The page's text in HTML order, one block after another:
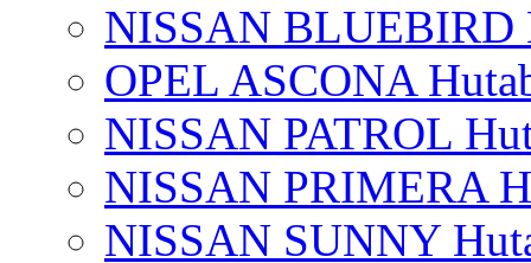
NISSAN BLUEBIRD
OPEL ASCONA
NISSAN PATROL
NISSAN PRIMERA
NISSAN SUNNY